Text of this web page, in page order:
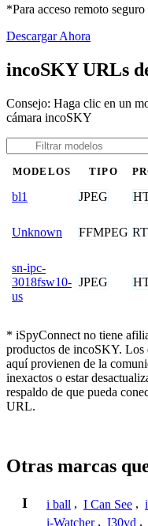
*Para acceso remoto
Descargar Ahora
incoSKY URLs
Consejo: Haga clic en un
cámara incoSKY
MODELOS TIPO
bl1 JPEG
Unknown FFMPEG
sn-ipc-
3018fsw10-
us
JPEG
* iSpyConnect no tiene
productos de incoSKY. Los
aquí provienen de la
inexactos o estar
respaldo de que pueda
URL.
Otras marcas
I i ball , I Can See ,
i-Watcher , I30vd ,